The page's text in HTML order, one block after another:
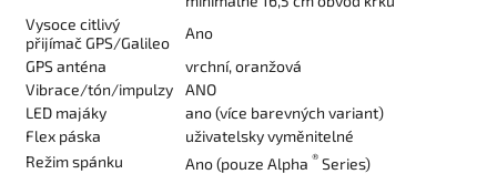
Vysoce citlivý
přijímač GPS/Galileo
Ano
GPS anténa
vrchní, oranžová
Vibrace/tón/impulzy
ANO
LED majáky
ano (více barevných variant)
Flex páska
uživatelsky vyměnitelné
Režim spánku
Ano (pouze Alpha ® Series)